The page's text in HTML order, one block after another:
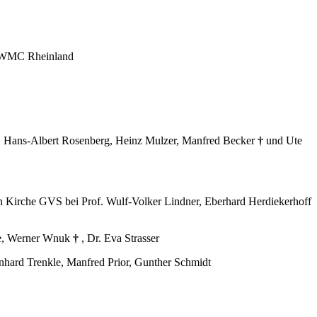
Rheinland
Albert Rosenberg, Heinz Mulzer, Manfred Becker† und Ute
Kirche GVS bei Prof. Wulf-Volker Lindner, Eberhard Herdiekerhoff
Werner Wnuk † , Dr. Eva Strasser
Trenkle, Manfred Prior, Gunther Schmidt